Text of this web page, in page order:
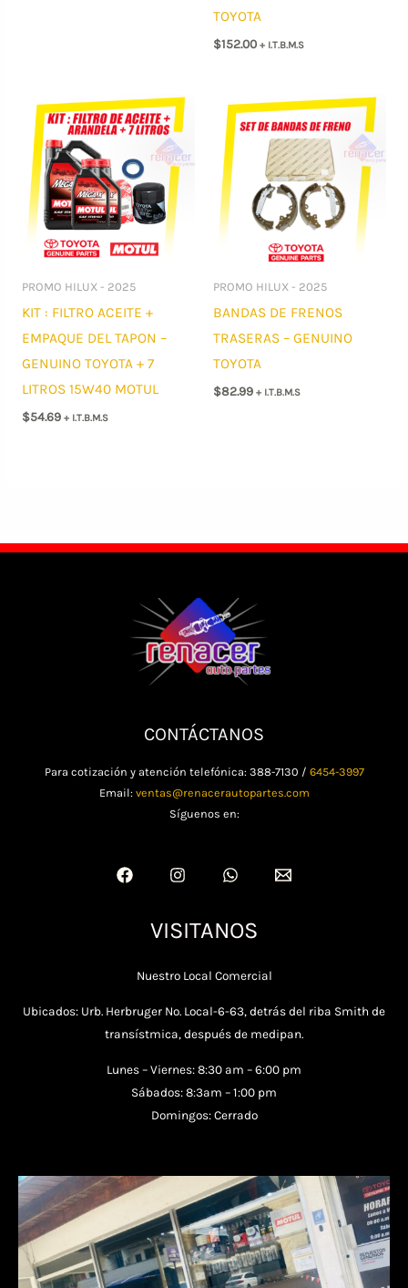
TOYOTA
$152.00 + I.T.B.M.S
PROMO HILUX - 2025
KIT : FILTRO ACEITE +
EMPAQUE DEL TAPON –
GENUINO TOYOTA + 7
LITROS 15W40 MOTUL
$54.69 + I.T.B.M.S
PROMO HILUX - 2025
BANDAS DE FRENOS
TRASERAS – GENUINO
TOYOTA
$82.99 + I.T.B.M.S
CONTÁCTANOS
Para cotización y atención telefónica: 388-7130 / 6454-3997
Email: ventas@renacerautopartes.com
Síguenos en:
VISITANOS
Nuestro Local Comercial
Ubicados: Urb. Herbruger No. Local-6-63, detrás del riba Smith de
transístmica, después de medipan.
Lunes – Viernes: 8:30 am – 6:00 pm
Sábados: 8:3am – 1:00 pm
Domingos: Cerrado